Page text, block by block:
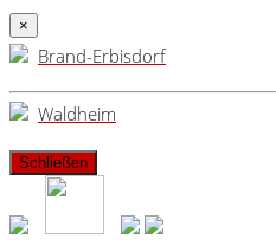
×
Brand-Erbisdorf
Waldheim
Schließen